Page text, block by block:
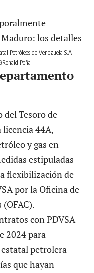
Petróleos de Venezuela S.A
Ronald Peña
del Tesoro de
44A,
y gas en
estipuladas
flexibilización de
por la Oficina de
con PDVSA
2024 para
petrolera
que hayan